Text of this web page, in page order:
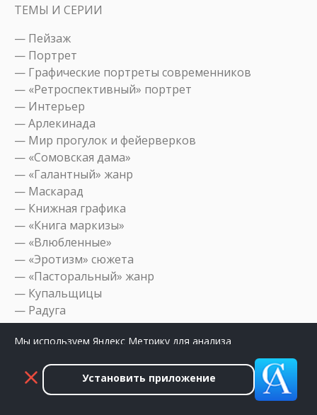
ТЕМЫ И СЕРИИ
— Пейзаж
— Портрет
— Графические портреты современников
— «Ретроспективный» портрет
— Интерьер
— Арлекинада
— Мир прогулок и фейерверков
— «Сомовская дама»
— «Галантный» жанр
— Маскарад
— Книжная графика
— «Книга маркизы»
— «Влюбленные»
— «Эротизм» сюжета
— «Пасторальный» жанр
— Купальщицы
— Радуга
— Натюрморт в жанре
— «Зеркальное» отражение
— Ювелирный орнамент
— Фарфор
— Театр
Установить приложение
Мы используем Яндекс Метрику для анализа
разрешить сбор данных.